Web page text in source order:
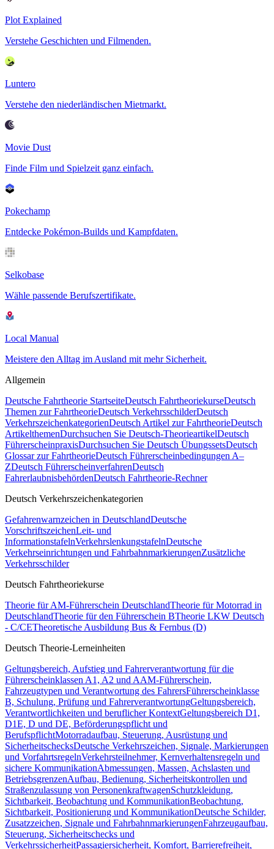
Plot Explained
Verstehe Geschichten und Filmenden.
Luntero
Verstehe den niederländischen Mietmarkt.
Movie Dust
Finde Film und Spielzeit ganz einfach.
Pokechamp
Entdecke Pokémon-Builds und Kampfdaten.
Selkobase
Wähle passende Berufszertifikate.
Local Manual
Meistere den Alltag im Ausland mit mehr Sicherheit.
Allgemein
Deutsche Fahrtheorie StartseiteDeutsch FahrtheoriekurseDeutsch
Themen zur FahrtheorieDeutsch VerkehrsschilderDeutsch
VerkehrszeichenkategorienDeutsch Artikel zur FahrtheorieDeutsch
ArtikelthemenDurchsuchen Sie Deutsch-TheorieartikelDeutsch
FührerscheinpraxisDurchsuchen Sie Deutsch ÜbungssetsDeutsch
Glossar zur FahrtheorieDeutsch Führerscheinbedingungen A–
ZDeutsch FührerscheinverfahrenDeutsch
FahrerlaubnisbehördenDeutsch Fahrtheorie-Rechner
Deutsch Verkehrszeichenkategorien
Gefahrenwarnzeichen in DeutschlandDeutsche
VorschriftszeichenLeit- und
InformationstafelnVerkehrslenkungstafelnDeutsche
Verkehrseinrichtungen und FahrbahnmarkierungenZusätzliche
Verkehrsschilder
Deutsch Fahrtheoriekurse
Theorie für AM-Führerschein DeutschlandTheorie für Motorrad in
DeutschlandTheorie für den Führerschein BTheorie LKW Deutsch
- C/CETheoretische Ausbildung Bus & Fernbus (D)
Deutsch Theorie-Lerneinheiten
Geltungsbereich, Aufstieg und Fahrerverantwortung für die
Führerscheinklassen A1, A2 und AAM-Führerschein,
Fahrzeugtypen und Verantwortung des FahrersFührerscheinklasse
B, Schulung, Prüfung und FahrerverantwortungGeltungsbereich,
Verantwortlichkeiten und beruflicher KontextGeltungsbereich D1,
D1E, D und DE, Beförderungspflicht und
BerufspflichtMotorradaufbau, Steuerung, Ausrüstung und
SicherheitschecksDeutsche Verkehrszeichen, Signale, Markierungen
und VorfahrtsregelnVerkehrsteilnehmer, Kernverhaltensregeln und
sichere KommunikationAbmessungen, Massen, Achslasten und
BetriebsgrenzenAufbau, Bedienung, Sicherheitskontrollen und
Straßenzulassung von PersonenkraftwagenSchutzkleidung,
Sichtbarkeit, Beobachtung und KommunikationBeobachtung,
Sichtbarkeit, Positionierung und KommunikationDeutsche Schilder,
Zusatzzeichen, Signale und FahrbahnmarkierungenFahrzeugaufbau,
Steuerung, Sicherheitschecks und
VerkehrssicherheitPassagiersicherheit, Komfort, Barrierefreiheit,